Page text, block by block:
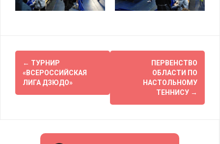
Навигация
по
записям
← ТУРНИР
«ВСЕРОССИЙСКАЯ
ЛИГА ДЗЮДО»
ПЕРВЕНСТВО
ОБЛАСТИ ПО
НАСТОЛЬНОМУ
ТЕННИСУ →